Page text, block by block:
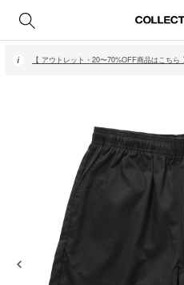
【 月〜金14時、土日祝12時までにご注文で当
【 アウトレット・20〜70%OFF商品はこちら
【 月〜金14時、土日祝12時までにご注文で当